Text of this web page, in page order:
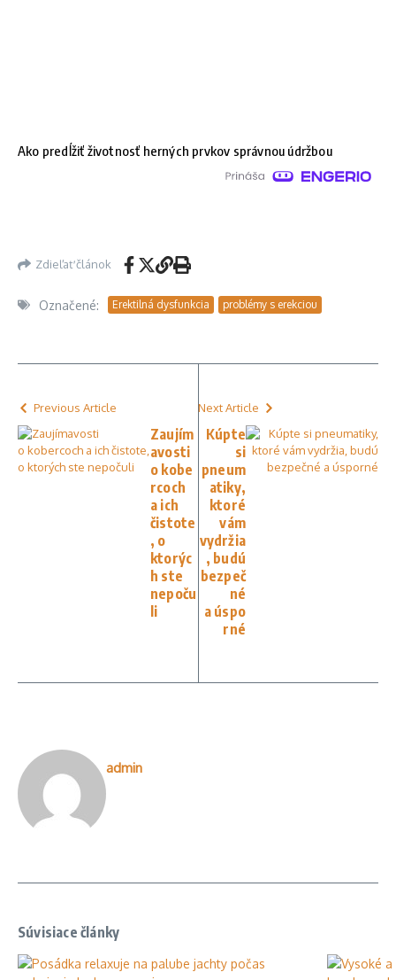
Ako predĺžiť životnosť herných prvkov správnou údržbou
Zdieľať článok
Označené: Erektilná dysfunkcia problémy s erekciou
Previous Article
Zaujím
avosti
o kobe
rcoch
a ich
čistote
, o
ktorýc
h ste
nepoču
li
Next Article
Kúpte
si
pneum
atiky,
ktoré
vám
vydržia
, budú
bezpeč
né
a úspo
rné
admin
Súvisiace články